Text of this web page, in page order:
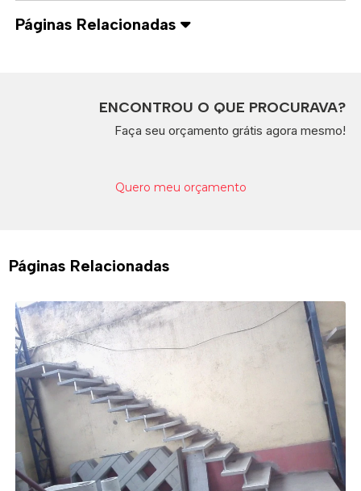
Páginas Relacionadas
ENCONTROU O QUE PROCURAVA?
Faça seu orçamento grátis agora mesmo!
Quero meu orçamento
Páginas Relacionadas